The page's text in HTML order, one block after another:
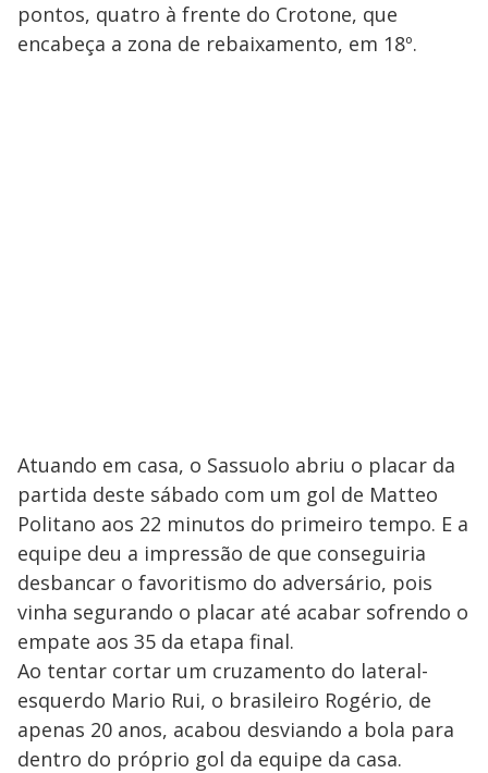
pontos, quatro à frente do Crotone, que
encabeça a zona de rebaixamento, em 18º.
Atuando em casa, o Sassuolo abriu o placar da
partida deste sábado com um gol de Matteo
Politano aos 22 minutos do primeiro tempo. E a
equipe deu a impressão de que conseguiria
desbancar o favoritismo do adversário, pois
vinha segurando o placar até acabar sofrendo o
empate aos 35 da etapa final.
Ao tentar cortar um cruzamento do lateral-
esquerdo Mario Rui, o brasileiro Rogério, de
apenas 20 anos, acabou desviando a bola para
dentro do próprio gol da equipe da casa.